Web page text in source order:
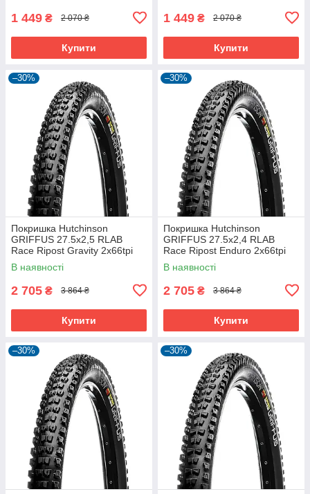
1 449 ₴ 2 070 ₴
Купити
1 449 ₴ 2 070 ₴
Купити
–30%
Покришка Hutchinson
GRIFFUS 27.5х2,5 RLAB
Race Ripost Gravity 2x66tpi
Tubeless Ready Складна
Black
В наявності
2 705 ₴ 3 864 ₴
Купити
–30%
Покришка Hutchinson
GRIFFUS 27.5х2,4 RLAB
Race Ripost Enduro 2x66tpi
Tubeless Ready Складна
Black
В наявності
2 705 ₴ 3 864 ₴
Купити
–30% –30%